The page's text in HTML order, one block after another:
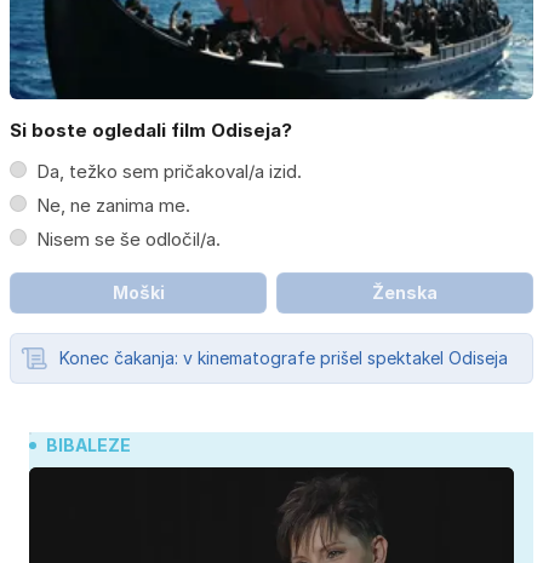
Si boste ogledali film Odiseja?
Da, težko sem pričakoval/a izid.
Ne, ne zanima me.
Nisem se še odločil/a.
Moški Ženska
Konec čakanja: v kinematografe prišel spektakel Odiseja
BIBALEZE